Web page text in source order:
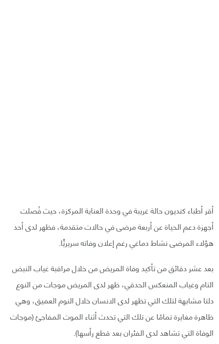
أقر أطباء كنديون حالة غريبة في وحدة العناية المركزة، حيث فُصلت
أجهزة دعم الحياة عن أربعة مرضى في حالات متقدمة، فظهر لدى أحد
هؤلاء المرضى نشاط دماغي رغم إعلان وفاته سريريًّا.
بعد عشر دقائق من تأكيد وفاة المريض من خلال مراقبة غياب النبض
التام وغياب المنعكس الحدقي، ظهر لدى المريض موجات من النوع
دلتا مشابهة لتلك التي تظهر لدى الانسان خلال النوم العميق، وهي
ظاهرة مغايرة تمامًا عن تلك التي تحدث أثناء الموت المفاجئ (موجات
الوفاة التي تشاهد لدى الفئران بعد قطع رأسها).